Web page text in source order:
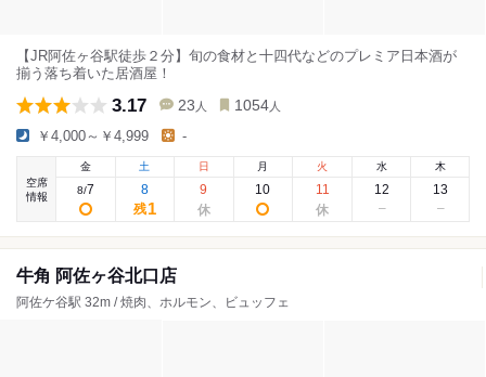
【JR阿佐ヶ谷駅徒歩２分】旬の食材と十四代などのプレミア日本酒が
揃う落ち着いた居酒屋！
3.17 23 人 1054 人
￥4,000～￥4,999 -
空席
情報
金
8/7
土
8
残1
日
9
月
10
火
11
水
12
木
13
牛角 阿佐ヶ谷北口店
阿佐ケ谷駅 32m / 焼肉、ホルモン、ビュッフェ